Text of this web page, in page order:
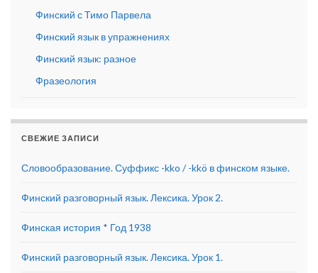
Финский с Тимо Парвела
Финский язык в упражнениях
Финский язык: разное
Фразеология
СВЕЖИЕ ЗАПИСИ
Словообразование. Суффикс -kko / -kkö в финском языке.
Финский разговорный язык. Лексика. Урок 2.
Финская история * Год 1938
Финский разговорный язык. Лексика. Урок 1.